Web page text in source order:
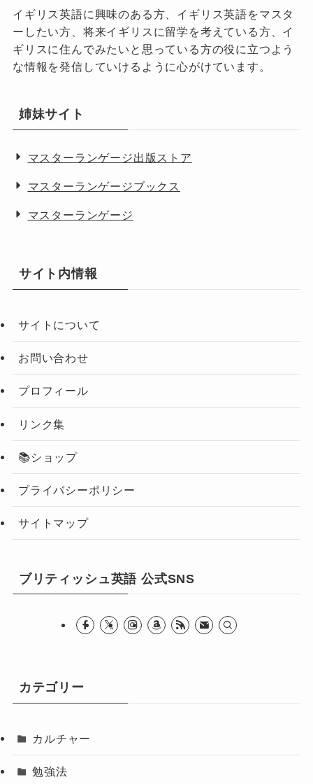
イギリス英語に興味のある方、イギリス英語をマスタ
ーしたい方、将来イギリスに留学を考えている方、イ
ギリスに住んでみたいと思っている方の役に立つよう
な情報を発信していけるように心がけています。
姉妹サイト
マスターランゲージ出版ストア
マスターランゲージブックス
マスターランゲージ
サイト内情報
サイトについて
お問い合わせ
プロフィール
リンク集
📚ショップ
プライバシーポリシー
サイトマップ
ブリティッシュ英語 公式SNS
カテゴリー
カルチャー
勉強法